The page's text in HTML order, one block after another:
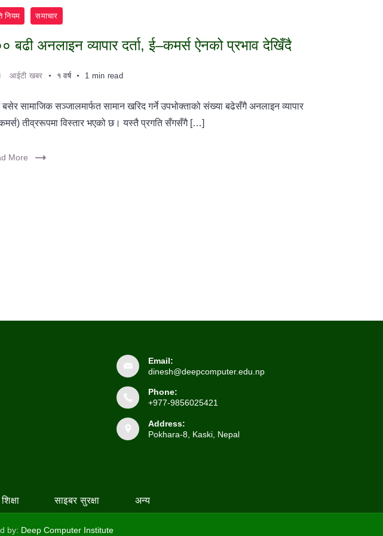
नियम समाचार
बढी अनलाइन व्यापार दर्ता, ई–कमर्स ऐनको प्रभाव देखिँदै
आईटी खबर १ वर्ष 1 min read
सामाजिक सञ्जालमार्फत सामान खरिद गर्ने उपभोक्ताको संख्या बढेसँगै अनलाइन व्यापार
तीव्ररूपमा विस्तार भएको छ। यस्तै प्रगति सँगसँगै […]
More
Email:
dinesh@deepcomputer.edu.np
Phone:
+977-9856025421
Address:
Pokhara-8, Kaski, Nepal
शिक्षा साइबर सुरक्षा अन्य
by: Deep Computer Institute